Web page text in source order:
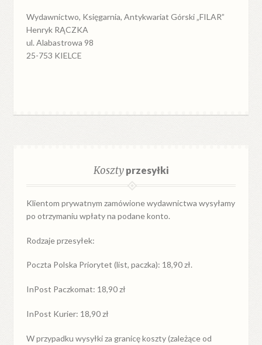
Wydawnictwo, Księgarnia, Antykwariat Górski „FILAR”
Henryk RĄCZKA
ul. Alabastrowa 98
25-753 KIELCE
Kosztyprzesyłki
Klientom prywatnym zamówione wydawnictwa wysyłamy
po otrzymaniu wpłaty na podane konto.
Rodzaje przesyłek:
Poczta Polska Priorytet (list, paczka): 18,90 zł.
InPost Paczkomat: 18,90 zł
InPost Kurier: 18,90 zł
W przypadkuwysyłkiza granicękoszty (zależące od